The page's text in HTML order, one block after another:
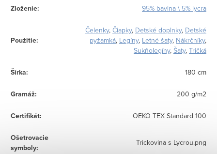
Zloženie: 95% bavlna \ 5% lycra
Použitie:
Čelenky, Čiapky, Detské doplnky, Detské
pyžamká, Legíny, Letné šaty, Nákrčníky,
Sukňolegíny, Šaty, Tričká
Šírka: 180 cm
Gramáž: 200 g/m2
Certifikát: OEKO TEX Standard 100
Ošetrovacie
symboly:
Trickovina s Lycrou.png